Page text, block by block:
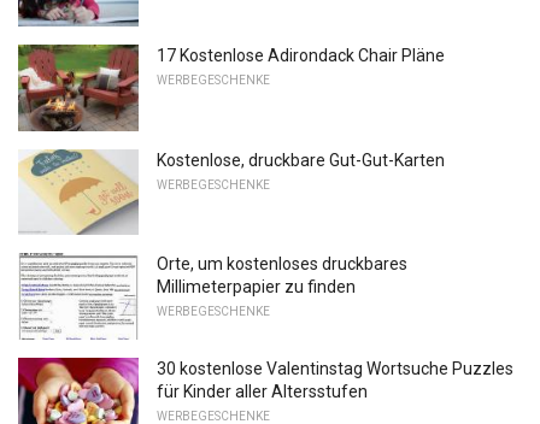
17 Kostenlose Adirondack Chair Pläne
WERBEGESCHENKE
Kostenlose, druckbare Gut-Gut-Karten
WERBEGESCHENKE
Orte, um kostenloses druckbares
Millimeterpapier zu finden
WERBEGESCHENKE
30 kostenlose Valentinstag Wortsuche Puzzles
für Kinder aller Altersstufen
WERBEGESCHENKE